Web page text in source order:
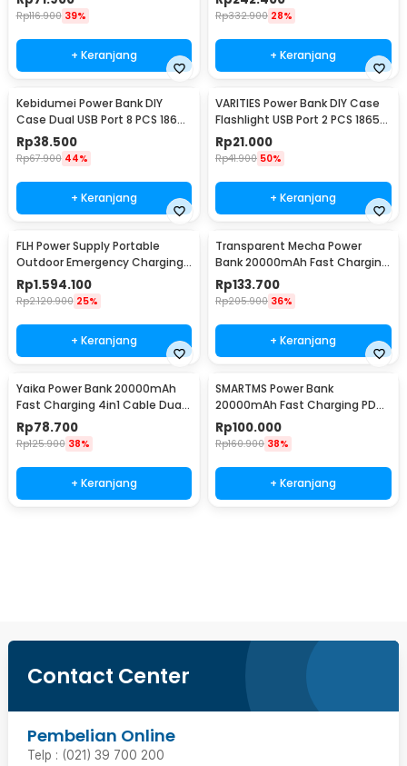
Rp116.900 39%
+ Keranjang
Rp332.900 28%
+ Keranjang
Kebidumei Power Bank DIY
Case Dual USB Port 8 PCS 18650
Flat Top - S8
Rp38.500
Rp67.900 44%
+ Keranjang
VARITIES Power Bank DIY Case
Flashlight USB Port 2 PCS 18650
Flat Top - V600
Rp21.000
Rp41.900 50%
+ Keranjang
FLH Power Supply Portable
Outdoor Emergency Charging
300W 90000mAh - FLH-300
Rp1.594.100
Rp2.120.900 25%
+ Keranjang
Transparent Mecha Power
Bank 20000mAh Fast Charging
USB Type C 22.5W - K125
Rp133.700
Rp205.900 36%
+ Keranjang
Yaika Power Bank 20000mAh
Fast Charging 4in1 Cable Dual
USB Port - BA-1699
Rp78.700
Rp125.900 38%
+ Keranjang
SMARTMS Power Bank
20000mAh Fast Charging PD
3in1 Cable USB Type C 20W -
PB41
Rp100.000
Rp160.900 38%
+ Keranjang
Contact Center
Pembelian Online
Telp : (021) 39 700 200